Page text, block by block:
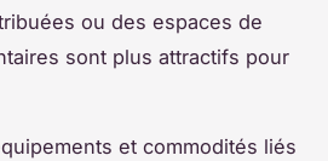
ou des espaces de
sont plus attractifs pour
et commodités liés